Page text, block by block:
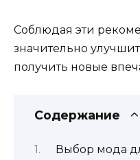
Соблюдая эти
значительно
получить новые
Содержание
Выбор мода